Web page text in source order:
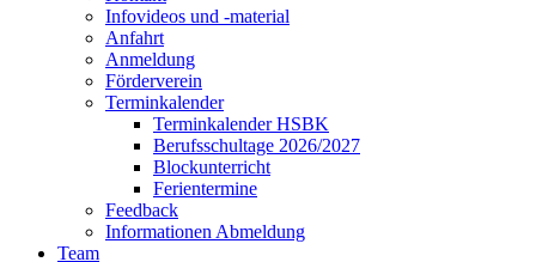
Infovideos und -material
Anfahrt
Anmeldung
Förderverein
Terminkalender
Terminkalender HSBK
Berufsschultage 2026/2027
Blockunterricht
Ferientermine
Feedback
Informationen Abmeldung
Team